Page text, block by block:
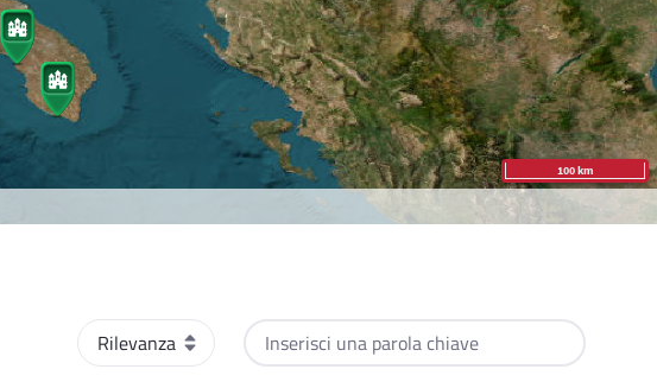
Ordinamento Cerca per testo